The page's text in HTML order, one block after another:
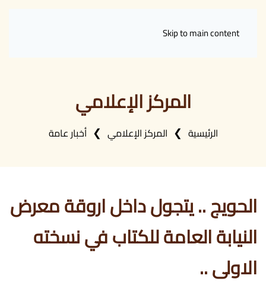
Skip to main content
المركز الإعلامي
الرئيسية المركز الإعلامي أخبار عامة
الحويج .. يتجول داخل اروقة معرض
النيابة العامة للكتاب في نسخته
الاولى ..